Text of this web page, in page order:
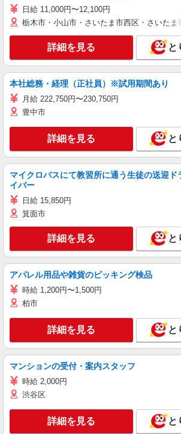
日給 11,000円〜12,100円
栃木市・小山市・さいたま市西区・さいた
詳細を見る と
本社総務・経理（正社員）※試用期間あり
月給 222,750円〜230,750円
豊中市
詳細を見る と
マイクロバスにて教習所に通う生徒の送迎ド
イバー
日給 15,850円
箕面市
詳細を見る と
アパレル用品や雑貨のピッキング検品
時給 1,200円〜1,500円
柏市
詳細を見る と
マンションの受付・案内スタッフ
時給 2,000円
渋谷区
詳細を見る と